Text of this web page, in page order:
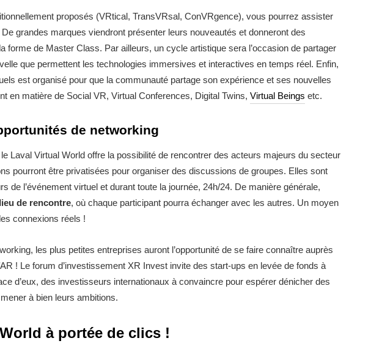
proposés (VRtical, TransVRsal, ConVRgence), vous pourrez assister
grandes marques viendront présenter leurs nouveautés et donneront des
forme de Master Class. Par ailleurs, un cycle artistique sera l’occasion de partager
que permettent les technologies immersives et interactives en temps réel. Enfin,
est organisé pour que la communauté partage son expérience et ses nouvelles
en matière de Social VR, Virtual Conferences, Digital Twins, Virtual Beings etc.
de networking
Laval Virtual World offre la possibilité de rencontrer des acteurs majeurs du secteur
pourront être privatisées pour organiser des discussions de groupes. Elles sont
de l’événement virtuel et durant toute la journée, 24h/24. De manière générale,
de rencontre, où chaque participant pourra échanger avec les autres. Un moyen
connexions réels !
les plus petites entreprises auront l’opportunité de se faire connaître auprès
! Le forum d’investissement XR Invest invite des start-ups en levée de fonds à
d’eux, des investisseurs internationaux à convaincre pour espérer dénicher des
à bien leurs ambitions.
à portée de clics !